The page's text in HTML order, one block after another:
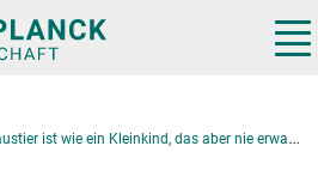
ist wie ein Kleinkind, das aber nie erwachsen wird“